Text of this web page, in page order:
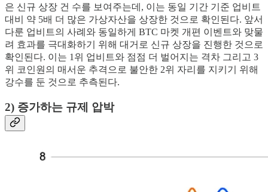
은 신규 상장 건 수를 보여주는데, 이는 동일 기간 기준 업비트
대비 약 5배 더 많은 가상자산을 상장한 것으로 확인된다. 앞서
다룬 업비트의 사례와 동일하게 BTC 마켓 개편 이벤트와 맞물
려 효과를 극대화하기 위해 대거로 신규 상장을 진행한 것으로
확인된다. 이는 1위 업비트와 점점 더 벌어지는 격차 그리고 3
위 코인원의 매서운 추격으로 불안한 2위 자리를 지키기 위해
강수를 둔 것으로 추측된다.
2) 증가하는 규제 압박